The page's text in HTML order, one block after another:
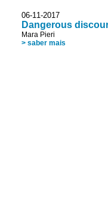
06-11-2017
Dangerous
Mara Pieri
> saber mais